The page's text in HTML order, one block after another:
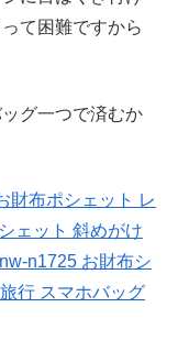
て困難ですから
グ一つで済むか
財布ポシェット レ
ェット 斜めがけ
n1725 お財布シ
行 スマホバッグ